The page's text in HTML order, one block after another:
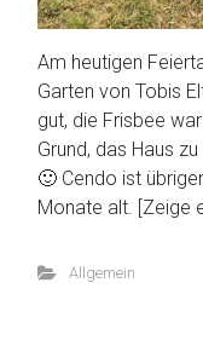
Am heutigen
Garten von Tobis
gut, die Frisbee
Grund, das Haus
🙂 Cendo ist
Monate alt. [Zeige
Allgemein